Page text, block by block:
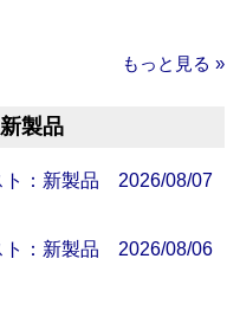
もっと見る »
製品
ト：新製品 2026/08/07
ト：新製品 2026/08/06